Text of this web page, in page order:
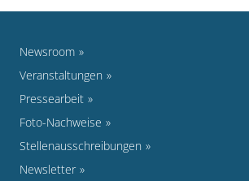
Newsroom
Veranstaltungen
Pressearbeit
Foto-Nachweise
Stellenausschreibungen
Newsletter